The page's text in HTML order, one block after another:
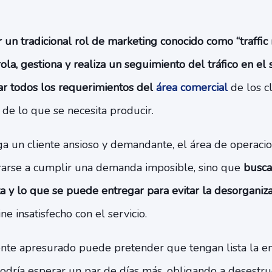
tradicional rol de marketing conocido como “traffic
gestiona y realiza un seguimiento del tráfico en el
todos los requerimientos delárea comercialde los
lo que se necesita producir.
un cliente ansioso y demandante, el área de
a cumplir una demanda imposible, sino que
y lo que se puede entregar para evitar la
insatisfecho con el servicio.
apresurado puede pretender que tengan lista la